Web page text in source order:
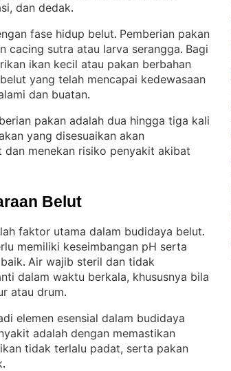
dan dedak.
fase hidup belut. Pemberian pakan
cacing sutra atau larva serangga. Bagi
ikan kecil atau pakan berbahan
yang telah mencapai kedewasaan
dan buatan.
pakan adalah dua hingga tiga kali
yang disesuaikan akan
menekan risiko penyakit akibat
Belut
faktor utama dalam budidaya belut
memiliki keseimbangan pH serta
. Air wajib steril dan tidak
dalam waktu berkala, khususnya bila
atau drum.
elemen esensial dalam budidaya
adalah dengan memastikan
tidak terlalu padat, serta pakan
.